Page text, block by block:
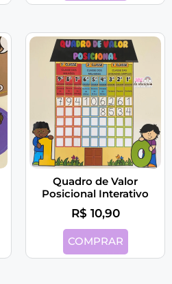
Quadro de Valor
Posicional Interativo
R$ 10,90
COMPRAR